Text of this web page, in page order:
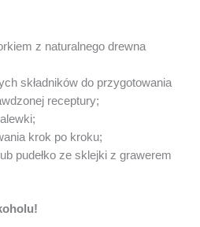
z naturalnego drewna
składników do przygotowania
receptury;
krok po kroku;
pudełko ze sklejki z grawerem